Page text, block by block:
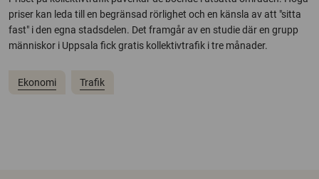
priser kan leda till en begränsad rörlighet och en känsla av att "sitta
fast" i den egna stadsdelen. Det framgår av en studie där en grupp
människor i Uppsala fick gratis kollektivtrafik i tre månader.
Ekonomi Trafik